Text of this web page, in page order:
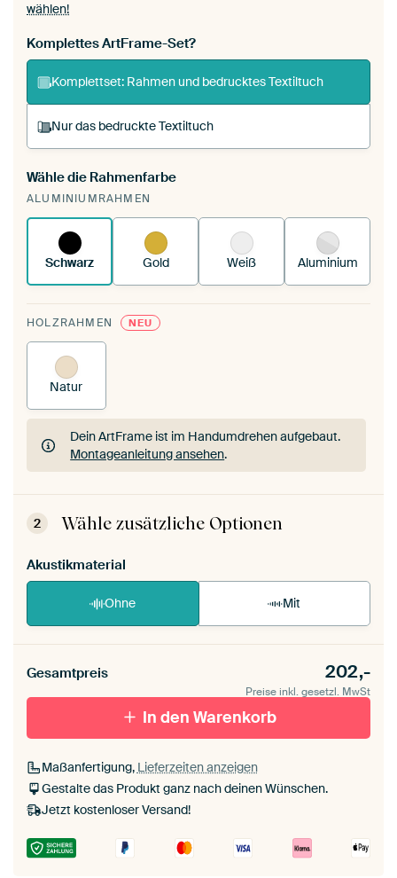
wählen!
Komplettes ArtFrame-Set?
Komplettset: Rahmen und bedrucktes Textiltuch
Nur das bedruckte Textiltuch
Du spannst einen wechselbaren Textiltuch in
deinen vorhandenen ArtFrame™.
es.
Wähle die Rahmenfarbe
ALUMINIUMRAHMEN
Schwarz Gold Weiß Aluminium
HOLZRAHMEN NEU
Natur
Dein ArtFrame ist im Handumdrehen aufgebaut.
Montageanleitung ansehen.
Dein ArtFrame ist im Handumdrehen aufgebaut.
Montageanleitung ansehen
2 Wähle zusätzliche Optionen
Akustikmaterial
Ohne Mit
Gesamtpreis 202,-
Preise inkl. gesetzl. MwSt
In den Warenkorb
Maßanfertigung, Lieferzeiten anzeigen
Gestalte das Produkt ganz nach deinen Wünschen.
Jetzt kostenloser Versand!